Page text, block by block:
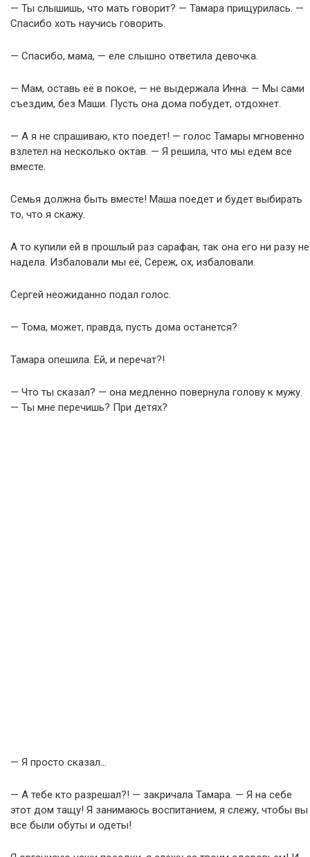
— Ты слышишь, что мать говорит? — Тамара прищурилась. —
Спасибо хоть научись говорить.
— Спасибо, мама, — еле слышно ответила девочка.
— Мам, оставь её в покое, — не выдержала Инна. — Мы сами
съездим, без Маши. Пусть она дома побудет, отдохнет.
— А я не спрашиваю, кто поедет! — голос Тамары мгновенно
взлетел на несколько октав. — Я решила, что мы едем все
вместе.
Семья должна быть вместе! Маша поедет и будет выбирать
то, что я скажу.
А то купили ей в прошлый раз сарафан, так она его ни разу не
надела. Избаловали мы её, Сереж, ох, избаловали.
Сергей неожиданно подал голос.
— Тома, может, правда, пусть дома останется?
Тамара опешила. Ей, и перечат?!
— Что ты сказал? — она медленно повернула голову к мужу.
— Ты мне перечишь? При детях?
— Я просто сказал…
— А тебе кто разрешал?! — закричала Тамара. — Я на себе
этот дом тащу! Я занимаюсь воспитанием, я слежу, чтобы вы
все были обуты и одеты!